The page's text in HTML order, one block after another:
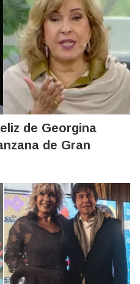
de Georgina
de Gran